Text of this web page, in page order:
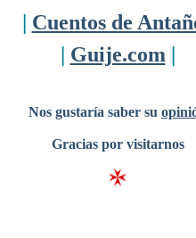
| Cuentos de
| Guije.com |
Nos gustaría saber su
Gracias por visitarnos